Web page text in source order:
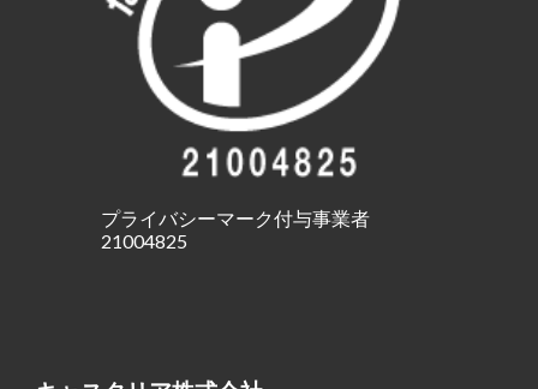
プライバシーマーク付与事業者
21004825